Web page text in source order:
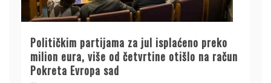
Političkim partijama za jul isplaćeno preko
milion eura, više od četvrtine otišlo na račun
Pokreta Evropa sad